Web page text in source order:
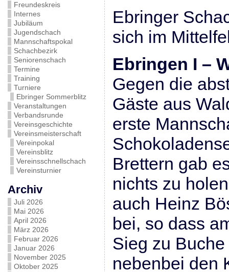
Freundeskreis
Internes
Jubiläum
Jugendschach
Mannschaftspokal
Schachbezirk
Seniorenschach
Termine
Training
Turniere
Ebringer Sommerblitz
Veranstaltungen
Verbandsrunde
Vereinsgeschichte
Vereinsmeisterschaft
Vereinpokal
Vereinsblitz
Vereinsschnellschach
Vereinsturnier
Archiv
Juli 2026
Mai 2026
April 2026
März 2026
Februar 2026
Januar 2026
November 2025
Oktober 2025
Ebringer
sich im
Ebringen I –
Gegen die
Gäste aus
erste
Brettern gab
nichts zu
auch Heinz
bei, so dass
Sieg zu
nebenbei den